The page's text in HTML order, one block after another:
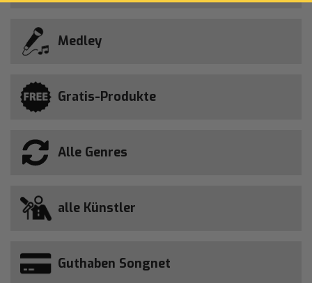
Medley
Gratis-Produkte
Alle Genres
alle Künstler
Guthaben Songnet